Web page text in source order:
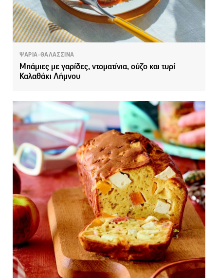
ΨΑΡΙΑ-ΘΑΛΑΣΣΙΝΑ
Μπάμιες με γαρίδες, ντοματίνια, ούζο και τυρί
Καλαθάκι Λήμνου